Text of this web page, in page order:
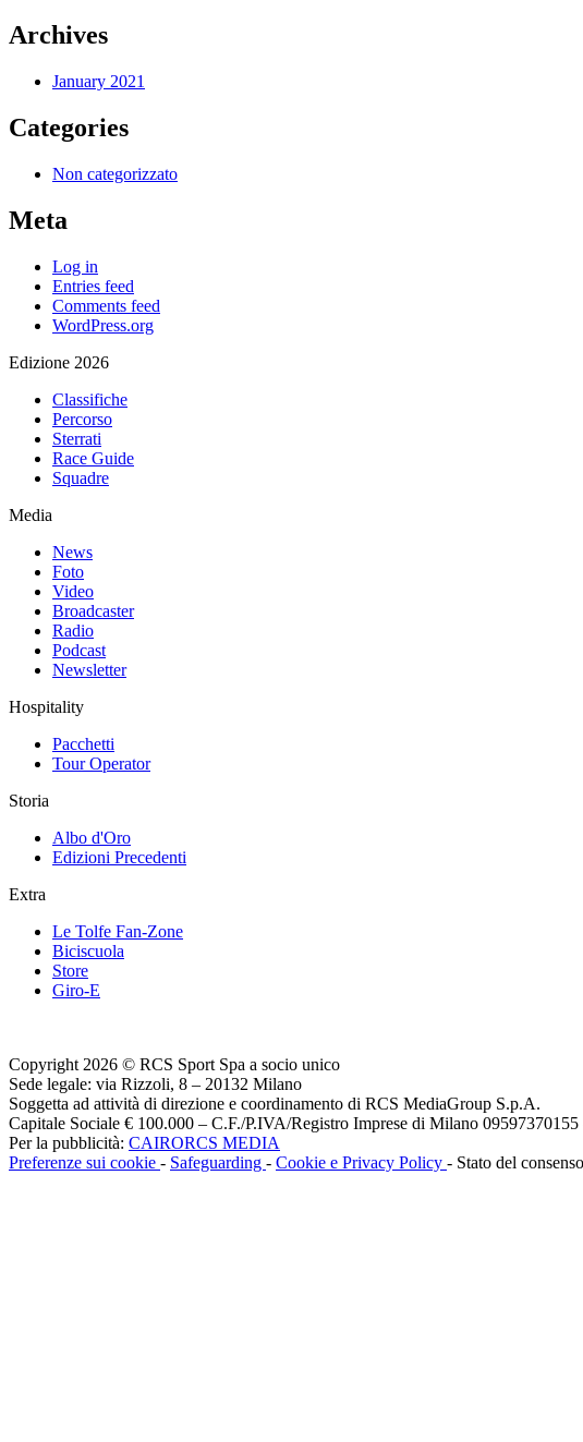
Archives
January 2021
Categories
Non categorizzato
Meta
Log in
Entries feed
Comments feed
WordPress.org
Edizione 2026
Classifiche
Percorso
Sterrati
Race Guide
Squadre
Media
News
Foto
Video
Broadcaster
Radio
Podcast
Newsletter
Hospitality
Pacchetti
Tour Operator
Storia
Albo d'Oro
Edizioni Precedenti
Extra
Le Tolfe Fan-Zone
Biciscuola
Store
Giro-E
Copyright 2026 © RCS Sport Spa a socio unico
Sede legale: via Rizzoli, 8 – 20132 Milano
Soggetta ad attività di direzione e coordinamento di RCS MediaGroup S.p.A.
Capitale Sociale € 100.000 – C.F./P.IVA/Registro Imprese di Milano
Per la pubblicità: CAIRORCS MEDIA
Preferenze sui cookie - Safeguarding - Cookie e Privacy Policy - Stato del